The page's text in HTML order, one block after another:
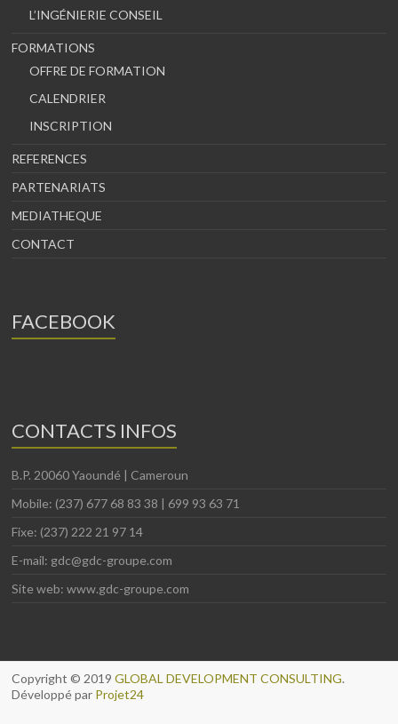
L’INGÉNIERIE CONSEIL
FORMATIONS
OFFRE DE FORMATION
CALENDRIER
INSCRIPTION
REFERENCES
PARTENARIATS
MEDIATHEQUE
CONTACT
FACEBOOK
CONTACTS INFOS
B.P. 20060 Yaoundé | Cameroun
Mobile: (237) 677 68 83 38 | 699 93 63 71
Fixe: (237) 222 21 97 14
E-mail: gdc@gdc-groupe.com
Site web: www.gdc-groupe.com
Copyright © 2019GLOBAL DEVELOPMENT CONSULTING.
Développé par Projet24